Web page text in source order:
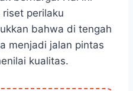
perilaku
bahwa di tengah
menjadi jalan pintas
kualitas.